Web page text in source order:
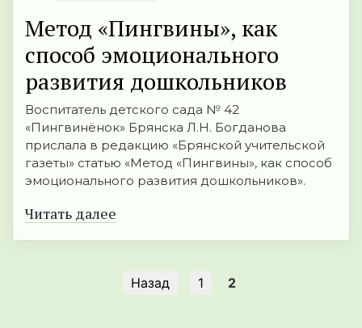
Метод «Пингвины», как
способ эмоционального
развития дошкольников
Воспитатель детского сада № 42
«Пингвинёнок» Брянска Л.Н. Богданова
прислала в редакцию «Брянской учительской
газеты» статью «Метод «Пингвины», как способ
эмоционального развития дошкольников».
Читать далее
Назад 1 2